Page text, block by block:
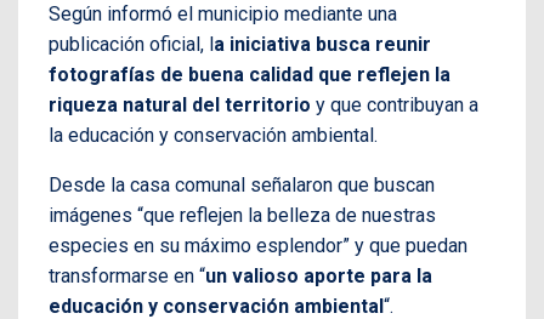
Según informó el municipio mediante una
publicación oficial, la iniciativa busca reunir
fotografías de buena calidad que reflejen la
riqueza natural del territorio y que contribuyan a
la educación y conservación ambiental.
Desde la casa comunal señalaron que buscan
imágenes “que reflejen la belleza de nuestras
especies en su máximo esplendor” y que puedan
transformarse en “un valioso aporte para la
educación y conservación ambiental“.